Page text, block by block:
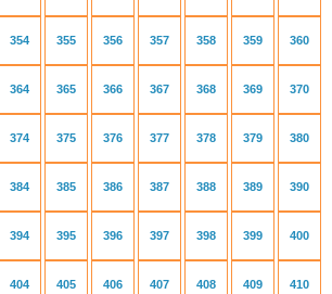
354 355 356 357 358 359 360
364 365 366 367 368 369 370
374 375 376 377 378 379 380
384 385 386 387 388 389 390
394 395 396 397 398 399 400
404 405 406 407 408 409 410